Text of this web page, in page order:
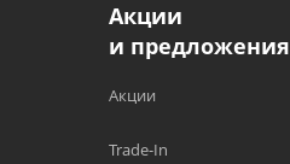
Акции
и предложения
Акции
Trade-In